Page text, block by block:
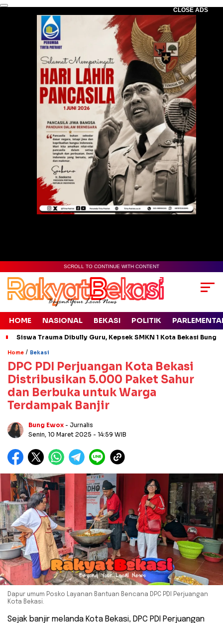
CLOSE ADS
SCROLL TO CONTINUE WITH CONTENT
HOME NASIONAL BEKASI POLITIK
Siswa Trauma Dibully Guru, Kepsek SMKN 1 Kota Bekasi
Home / Bekasi
DPC PDI Perjuangan Kota Bekasi
Distribusikan 5.000 Paket Sahur
dan Berbuka untuk Warga
Terdampak Banjir
Bung Ewox - Jurnalis
Senin, 10 Maret 2025 - 14:59 WIB
Dapur umum Posko Layanan Bantuan Bencana DPC PDI Perjuangan
Kota Bekasi.
Sejak banjir melanda Kota Bekasi, DPC PDI Perjuangan